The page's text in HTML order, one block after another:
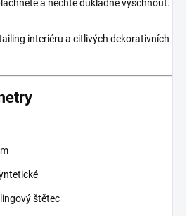
a nechte důkladně vyschnout.
interiéru a citlivých dekorativních
štětec